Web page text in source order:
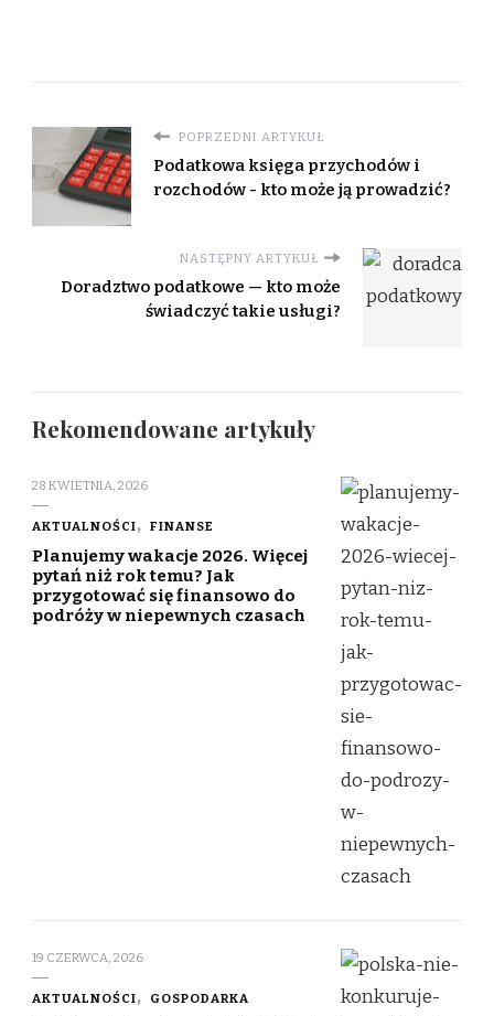
POPRZEDNI ARTYKUŁ
Podatkowa księga przychodów i
rozchodów - kto może ją prowadzić?
NASTĘPNY ARTYKUŁ
Doradztwo podatkowe — kto może
świadczyć takie usługi?
Rekomendowane artykuły
28 KWIETNIA, 2026
AKTUALNOŚCI FINANSE
Planujemy wakacje 2026. Więcej
pytań niż rok temu? Jak
przygotować się finansowo do
podróży w niepewnych czasach
19 CZERWCA, 2026
AKTUALNOŚCI GOSPODARKA